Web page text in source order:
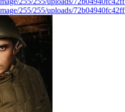
255/255/uploads/